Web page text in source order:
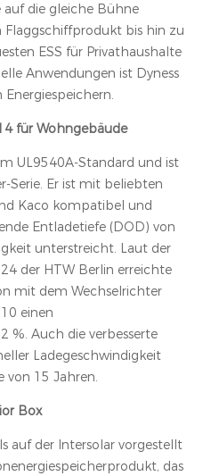
die gleiche Bühne
Flaggschiffprodukt bis hin zu
ESS für Privathaushalte
Anwendungen ist Dyness
für Wohngebäude
UL9540A-Standard und ist
Serie. Er ist mit beliebten
Kaco kompatibel und
Entladetiefe (DOD) von
unterstreicht. Laut der
der HTW Berlin erreichte
mit dem Wechselrichter
einen
%. Auch die verbesserte
Ladegeschwindigkeit
von 15 Jahren.
Box
auf der Intersolar vorgestellt
das